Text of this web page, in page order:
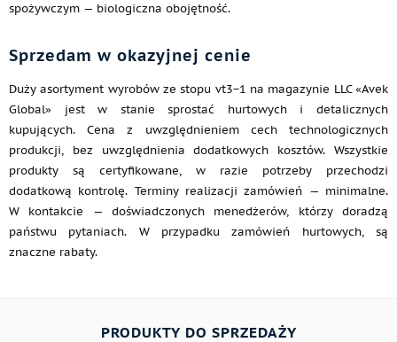
spożywczym — biologiczna obojętność.
Sprzedam w okazyjnej cenie
Duży asortyment wyrobów ze stopu vt3−1 na magazynie LLC «Avek
Global» jest w stanie sprostać hurtowych i detalicznych
kupujących. Cena z uwzględnieniem cech technologicznych
produkcji, bez uwzględnienia dodatkowych kosztów. Wszystkie
produkty są certyfikowane, w razie potrzeby przechodzi
dodatkową kontrolę. Terminy realizacji zamówień — minimalne.
W kontakcie — doświadczonych menedżerów, którzy doradzą
państwu pytaniach. W przypadku zamówień hurtowych, są
znaczne rabaty.
PRODUKTY DO SPRZEDAŻY